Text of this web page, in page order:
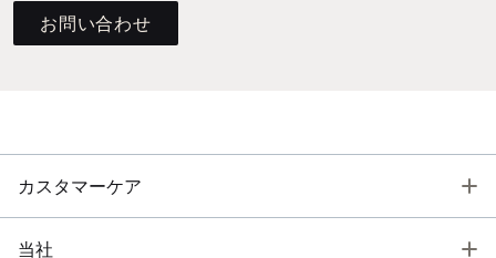
お問い合わせ
カスタマーケア
当社